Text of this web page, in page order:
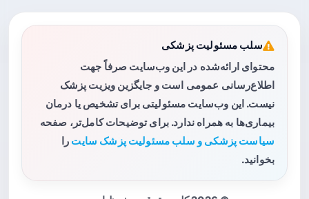
سلب مسئولیت پزشکی
محتوای ارائه‌شده در این وب‌سایت صرفاً جهت
اطلاع‌رسانی عمومی است و جایگزین ویزیت پزشک
نیست. این وب‌سایت مسئولیتی برای تشخیص یا درمان
بیماری‌ها به همراه ندارد. برای توضیحات کامل‌تر، صفحه
سیاست پزشکی و سلب مسئولیت پزشک سایت را
بخوانید.